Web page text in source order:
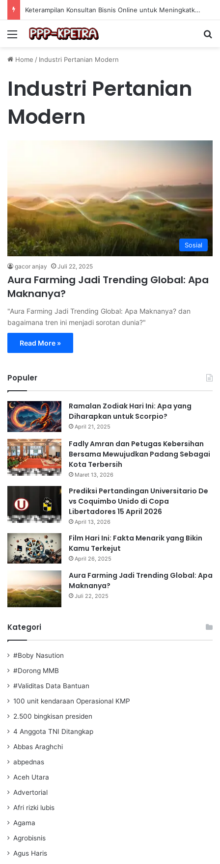
Keterampilan Konsultan Bisnis Online untuk Meningkatkan Pendapatan Berdasarkan Pengalaman Praktis
Menu
Home / Industri Pertanian Modern
Industri Pertanian
Modern
Sosial
gacor anjay Juli 22, 2025
Aura Farming Jadi Trending Global: Apa
Maknanya?
"Aura Farming Jadi Trending Global: Apa Maknanya? dan
bagaimana tren ini menjadi sorotan dunia?"
Read More »
Populer
Ramalan Zodiak Hari Ini: Apa yang
Diharapkan untuk Scorpio?
April 21, 2025
Fadly Amran dan Petugas Kebersihan
Bersama Mewujudkan Padang Sebagai
Kota Terbersih
Maret 13, 2026
Prediksi Pertandingan Universitario De
vs Coquimbo Unido di Copa
Libertadores 15 April 2026
April 13, 2026
Film Hari Ini: Fakta Menarik yang Bikin
Kamu Terkejut
April 26, 2025
Aura Farming Jadi Trending Global: Apa
Maknanya?
Juli 22, 2025
Kategori
#Boby Nasution
#Dorong MMB
#Validitas Data Bantuan
100 unit kendaraan Operasional KMP
2.500 bingkisan presiden
4 Anggota TNI Ditangkap
Abbas Araghchi
abpednas
Aceh Utara
Advertorial
Afri rizki lubis
Agama
Agrobisnis
Agus Haris